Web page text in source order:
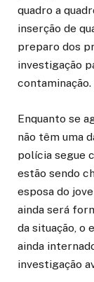
quadro a
inserção de
preparo dos
investigação
contaminação.
Enquanto se
não têm uma
polícia segue
estão sendo
esposa do
ainda será
da situação, o
ainda
investigação